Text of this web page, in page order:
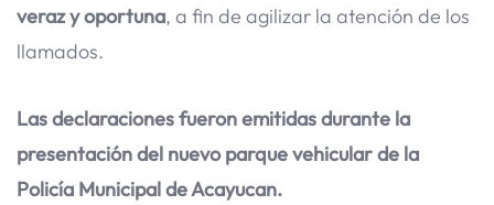
veraz y oportuna, a fin de agilizar la atención de los
llamados.
Las declaraciones fueron emitidas durante la
presentación del nuevo parque vehicular de la
Policía Municipal de Acayucan.